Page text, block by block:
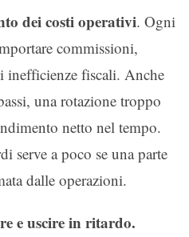
dei costi operativi. Ogni
commissioni,
inefficienze fiscali. Anche
una rotazione troppo
netto nel tempo.
serve a poco se una parte
dalle operazioni.
e uscire in ritardo.